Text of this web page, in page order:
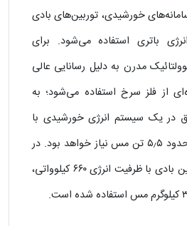
خورشیدی، توربین‌های بادی
باتری استفاده می‌شود. برای
مدرن به دلیل رسانایی عالی
از فلز سرخ استفاده می‌شود؛ به‌
در یک سیستم انرژی خورشیدی با
ظرفیت یک مگاوات، به حدود ۵٫۵ تن مس نیاز خواهد بود. در
همین راستا، در یک توربین بادی با ظرفیت انرژی ۶۶۰ کیلوواتی،